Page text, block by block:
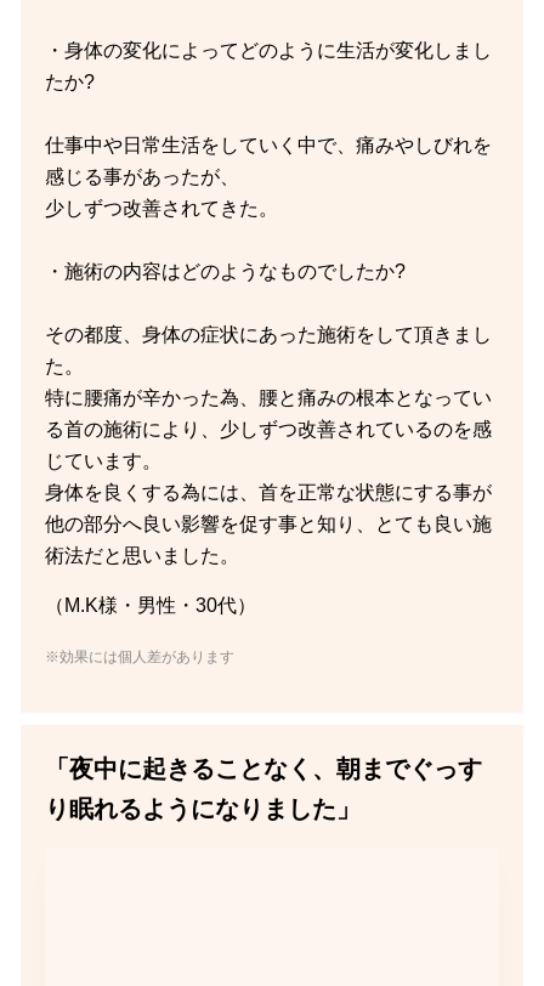
・身体の変化によってどのように生活が変化しまし
たか?
仕事中や日常生活をしていく中で、痛みやしびれを
感じる事があったが、
少しずつ改善されてきた。
・施術の内容はどのようなものでしたか?
その都度、身体の症状にあった施術をして頂きまし
た。
特に腰痛が辛かった為、腰と痛みの根本となってい
る首の施術により、少しずつ改善されているのを感
じています。
身体を良くする為には、首を正常な状態にする事が
他の部分へ良い影響を促す事と知り、とても良い施
術法だと思いました。
（M.K様・男性・30代）
※効果には個人差があります
「夜中に起きることなく、朝までぐっす
り眠れるようになりました」